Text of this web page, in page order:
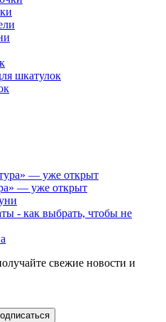
шкатулок
— уже открыт
- как выбрать, чтобы не
свежие новости и